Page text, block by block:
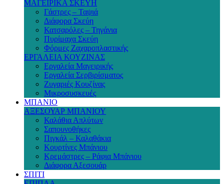
ΜΑΓΕΙΡΙΚΑ ΣΚΕΥΗ
Γάστρες – Ταψιά
Διάφορα Σκεύη
Κατσαρόλες – Τηγάνια
Πυρίμαχα Σκεύη
Φόρμες Ζαχαροπλαστικής
ΕΡΓΑΛΕΙΑ ΚΟΥΖΙΝΑΣ
Εργαλεία Μαγειρικής
Εργαλεία Σερβιρίσματος
Ζυγαριές Κουζίνας
Μικροσυσκευές
ΜΠΑΝΙΟ
ΑΞΕΣΟΥΑΡ ΜΠΑΝΙΟΥ
Καλάθια Απλύτων
Σαπουνοθήκες
Πιγκάλ – Καλαθάκια
Κουρτίνες Μπάνιου
Κρεμάστρες – Ράφια Μπάνιου
Διάφορα Αξεσουάρ
ΣΠΙΤΙ